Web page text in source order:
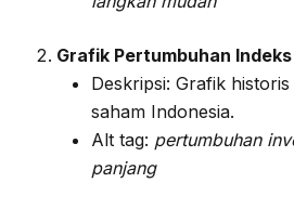
Grafik Pertumbuhan
Deskripsi: Grafik
saham Indonesia.
Alt tag: pertumbuhan
panjang